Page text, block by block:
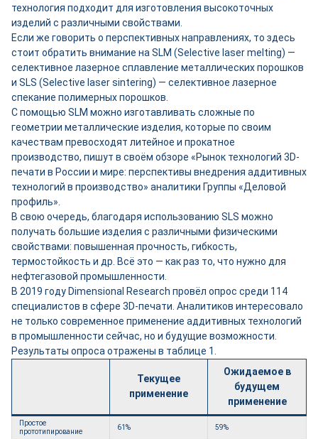
технология подходит для изготовления высокоточных
изделий с различными свойствами.
Если же говорить о перспективных направлениях, то здесь
стоит обратить внимание на SLM (Selective laser melting) —
селективное лазерное сплавление металлических порошков
и SLS (Selective laser sintering) — селективное лазерное
спекание полимерных порошков.
С помощью SLM можно изготавливать сложные по
геометрии металлические изделия, которые по своим
качествам превосходят литейное и прокатное
производство, пишут в своём обзоре «Рынок технологий 3D-
печати в России и мире: перспективы внедрения аддитивных
технологий в производство» аналитики Группы «Деловой
профиль».
В свою очередь, благодаря использованию SLS можно
получать большие изделия с различными физическими
свойствами: повышенная прочность, гибкость,
термостойкость и др. Всё это — как раз то, что нужно для
нефтегазовой промышленности.
В 2019 году Dimensional Research провёл опрос среди 114
специалистов в сфере 3D-печати. Аналитиков интересовало
не только современное применение аддитивных технологий
в промышленности сейчас, но и будущие возможности.
Результаты опроса отражены в таблице 1.
Текущее
применение
Ожидаемое в
будущем
применение
Простое
прототипирование
61% 59%